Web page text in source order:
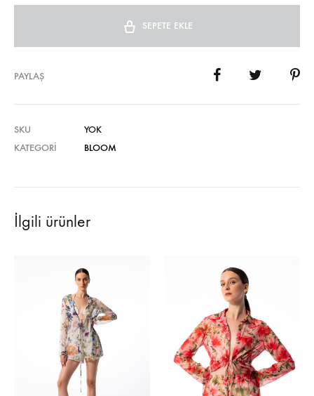
SEPETE EKLE
PAYLAŞ
SKU
YOK
KATEGORI
BLOOM
İlgili ürünler